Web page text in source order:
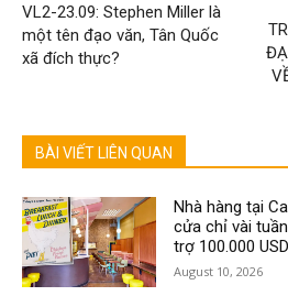
VL2-23.09: Stephen Miller là
một tên đạo văn, Tân Quốc
xã đích thực?
BÀI VIẾT LIÊN QUAN
Nhà hàng tại
cửa chỉ vài
trợ 100.000
August 10, 2026